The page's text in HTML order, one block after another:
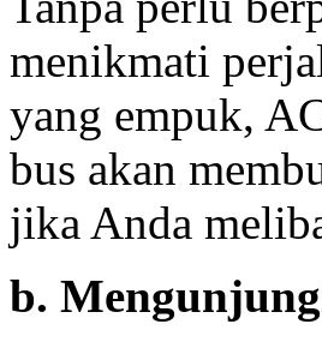
menikmati
yang empuk,
bus akan
jika Anda
b.